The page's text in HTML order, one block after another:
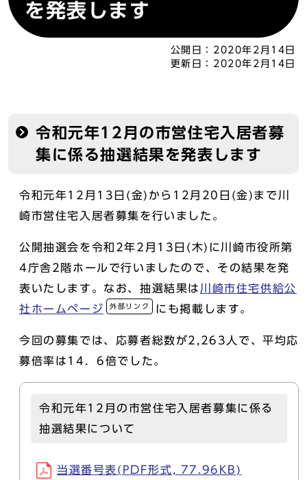
を発表します
公開日： 2020年2月14日
更新日： 2020年2月14日
令和元年12月の市営住宅入居者募
集に係る抽選結果を発表します
令和元年12月13日(金)から12月20日(金)まで川
崎市営住宅入居者募集を行いました。
公開抽選会を令和2年2月13日(木)に川崎市役所第
4庁舎2階ホールで行いましたので、その結果を発
表いたします。なお、抽選結果は 川崎市住宅供給公
社ホームページ
外部リンク にも掲載します。
今回の募集では、応募者総数が2,263人で、平均応
募倍率は14．6倍でした。
令和元年12月の市営住宅入居者募集に係る
抽選結果について
当選番号表(PDF形式, 77.96KB)